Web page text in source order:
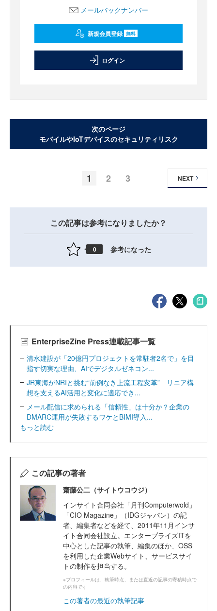
メールバックナンバー
新規会員登録 無料
ログイン
次のページ
モバイルやIoTデバイスのセキュリティリスク
1 2 3 NEXT
この記事は参考になりましたか？
0 参考になった
EnterpriseZine Press連載記事一覧
清水建設が「20億円プロジェクトを常駐者2名で」を目
指す切実な理由、AIでデジタルゼネコン...
JR東海がNRIと挑む“前例なき上流工程変革” リニア構
想を支えるAI活用と変化に適応でき...
メール配信に求められる「信頼性」は十分か？企業の
DMARC運用が失敗するワケとBIMI導入...
もっと読む
この記事の著者
齋藤公二（サイトウコウジ）
インサイト合同会社「月刊Computerwold」
「CIO Magazine」（IDGジャパン）の記
者、編集者などを経て、2011年11月インサ
イト合同会社設立。エンタープライズITを
中心とした記事の執筆、編集のほか、OSS
を利用した企業Webサイト、サービスサイ
トの制作を担当する。
※プロフィールは、執筆時点、または直近の記事の寄稿時点で
の内容です
この著者の最近の執筆記事